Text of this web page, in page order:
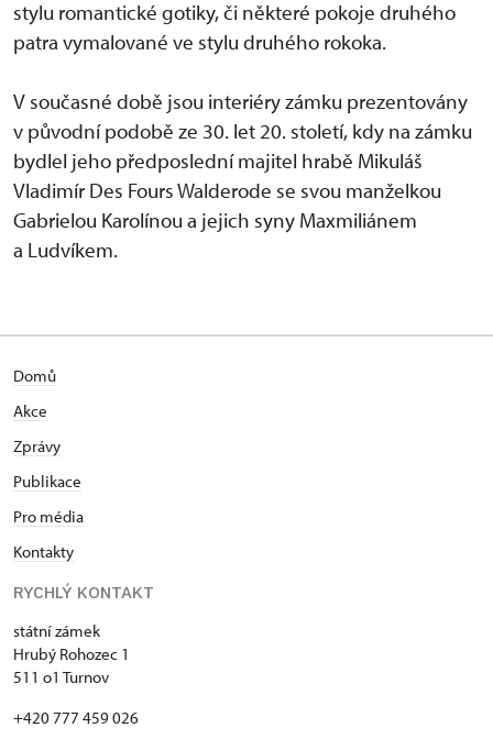
stylu romantické gotiky, či některé pokoje druhého
patra vymalované ve stylu druhého rokoka.
V současné době jsou interiéry zámku prezentovány
v původní podobě ze 30. let 20. století, kdy na zámku
bydlel jeho předposlední majitel hrabě Mikuláš
Vladimír Des Fours Walderode se svou manželkou
Gabrielou Karolínou a jejich syny Maxmiliánem
a Ludvíkem.
Domů
Akce
Zprávy
Publikace
Pro média
Kontakty
RYCHLÝ KONTAKT
státní zámek
Hrubý Rohozec 1
511 o1 Turnov
+420 777 459 026